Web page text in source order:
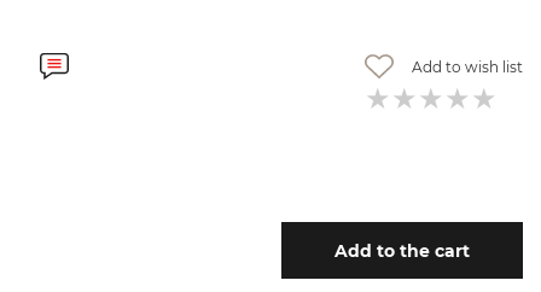
Add to wish list
Add to the cart